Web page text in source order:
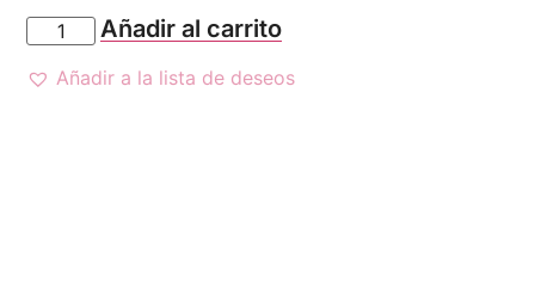
Añadir al carrito
Añadir a la lista de deseos